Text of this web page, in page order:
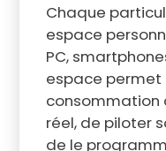
Chaque
espace
PC,
espace permet
consommation
réel, de piloter
de le